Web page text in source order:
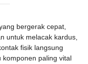
bergerak cepat,
untuk melacak kardus,
fisik langsung
komponen paling vital